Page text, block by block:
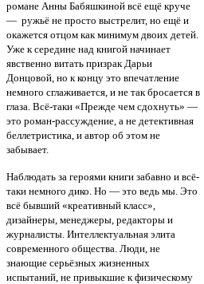
романе Анны Бабяшкиной всё ещё круче
— ружьё не просто выстрелит, но ещё и
окажется отцом как минимум двоих детей.
Уже к середине над книгой начинает
явственно витать призрак Дарьи
Донцовой, но к концу это впечатление
немного сглаживается, и не так бросается в
глаза. Всё-таки «Прежде чем сдохнуть» —
это роман-рассуждение, а не детективная
беллетристика, и автор об этом не
забывает.
Наблюдать за героями книги забавно и всё-
таки немного дико. Но — это ведь мы. Это
всё бывший «креативный класс»,
дизайнеры, менеджеры, редакторы и
журналисты. Интеллектуальная элита
современного общества. Люди, не
знающие серьёзных жизненных
испытаний, не привыкшие к физическому